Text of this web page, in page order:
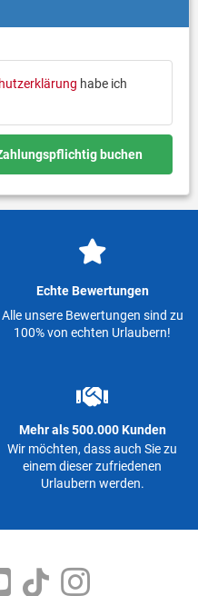
habe ich
buchen
Echte Bewertungen
Alle unsere Bewertungen sind zu
100% von echten Urlaubern!
Mehr als 500.000 Kunden
Wir möchten, dass auch Sie zu
einem dieser zufriedenen
Urlaubern werden.